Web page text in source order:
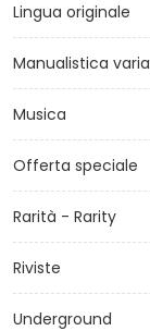
Lingua originale
Manualistica varia
Musica
Offerta speciale
Rarità - Rarity
Riviste
Underground